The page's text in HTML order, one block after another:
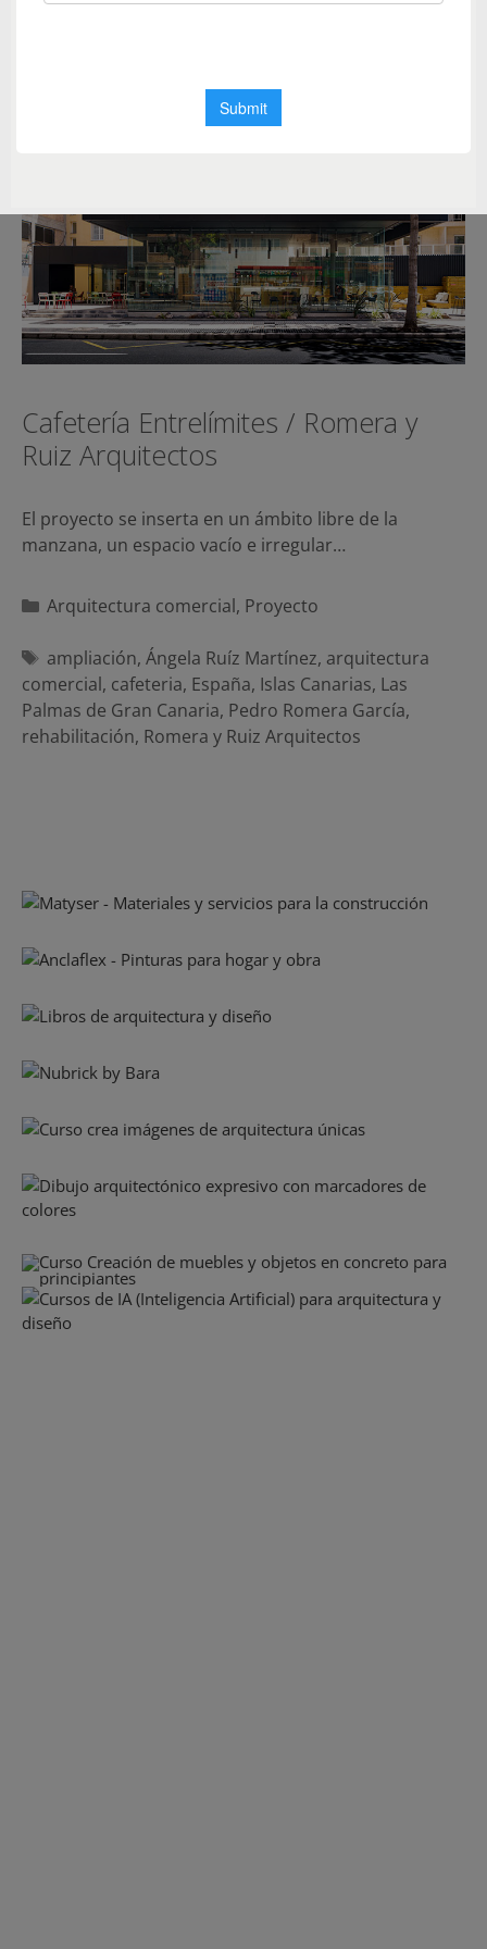
Cafetería Entrelímites / Romera y
Ruiz Arquitectos
El proyecto se inserta en un ámbito libre de la
manzana, un espacio vacío e irregular…
Categorías
Arquitectura comercial, Proyecto
Etiquetas
ampliación, Ángela Ruíz Martínez, arquitectura
comercial, cafeteria, España, Islas Canarias, Las
Palmas de Gran Canaria, Pedro Romera García,
rehabilitación, Romera y Ruiz Arquitectos